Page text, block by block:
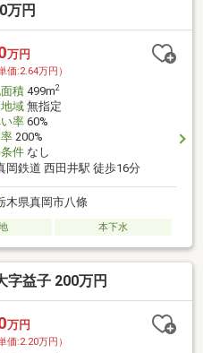
万円
万円
価:2.64万円）
積499m2
域無指定
率60%
200%
件なし
岡鉄道 西田井駅 徒歩16分
木県真岡市八條
本下水
字益子 200万円
万円
価:2.20万円）